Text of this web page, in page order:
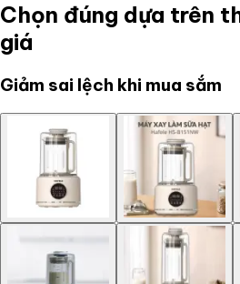
Chọn đúng dựa trên
giá
Giảm sai lệch khi mua sắm